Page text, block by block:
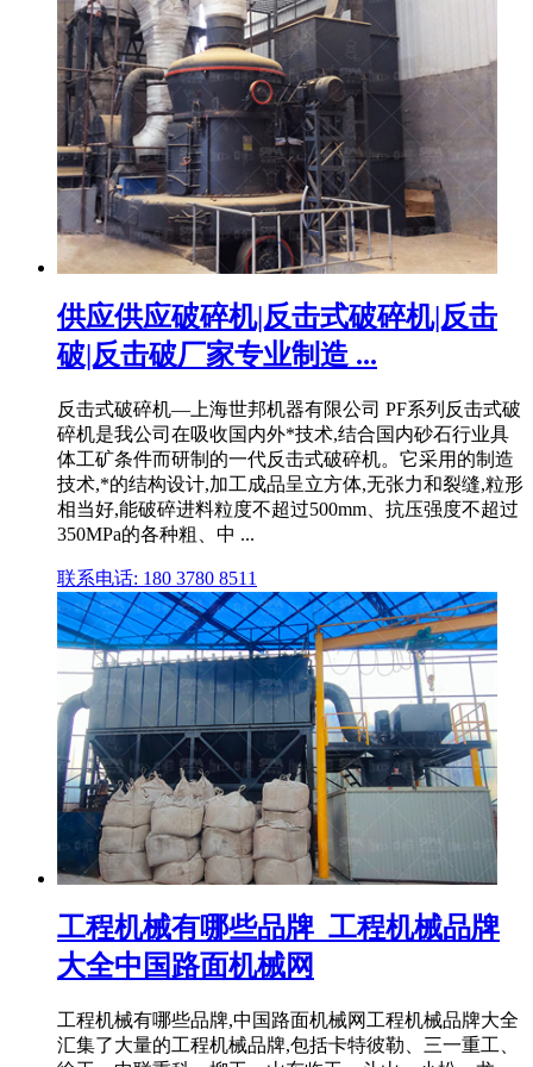
供应供应破碎机|反击式破碎机|反击
破|反击破厂家专业制造 ...
反击式破碎机—上海世邦机器有限公司 PF系列反击式破
碎机是我公司在吸收国内外*技术,结合国内砂石行业具
体工矿条件而研制的一代反击式破碎机。它采用的制造
技术,*的结构设计,加工成品呈立方体,无张力和裂缝,粒形
相当好,能破碎进料粒度不超过500mm、抗压强度不超过
350MPa的各种粗、中 ...
联系电话: 180 3780 8511
工程机械有哪些品牌_工程机械品牌
大全中国路面机械网
工程机械有哪些品牌,中国路面机械网工程机械品牌大全
汇集了大量的工程机械品牌,包括卡特彼勒、三一重工、